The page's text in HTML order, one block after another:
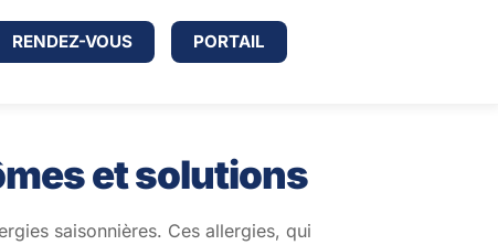
RENDEZ-VOUS PORTAIL
et solutions
saisonnières. Ces allergies, qui